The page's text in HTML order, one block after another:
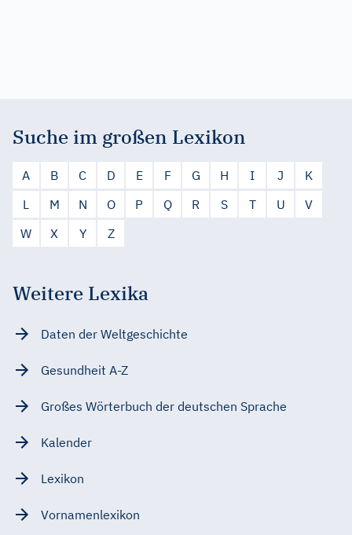
Suche im großen Lexikon
A B C D E F G H I J
K
L
M N O P Q R S T U
V
W
X Y Z
Weitere Lexika
Daten der Weltgeschichte
Gesundheit A-Z
Großes Wörterbuch der deutschen Sprache
Kalender
Lexikon
Vornamenlexikon